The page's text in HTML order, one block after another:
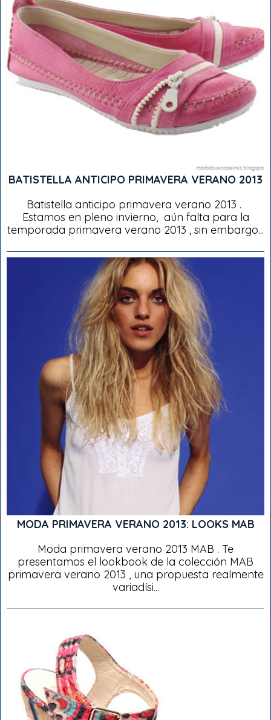
BATISTELLA ANTICIPO PRIMAVERA VERANO 2013
Batistella anticipo primavera verano 2013 .
Estamos en pleno invierno, aún falta para la
temporada primavera verano 2013 , sin embargo...
MODA PRIMAVERA VERANO 2013: LOOKS MAB
Moda primavera verano 2013 MAB . Te
presentamos el lookbook de la colección MAB
primavera verano 2013 , una propuesta realmente
variadísi...